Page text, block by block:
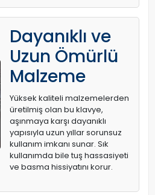
Dayanıklı ve
Uzun Ömürlü
Malzeme
Yüksek kaliteli malzemelerden
üretilmiş olan bu klavye,
aşınmaya karşı dayanıklı
yapısıyla uzun yıllar sorunsuz
kullanım imkanı sunar. Sık
kullanımda bile tuş hassasiyeti
ve basma hissiyatını korur.